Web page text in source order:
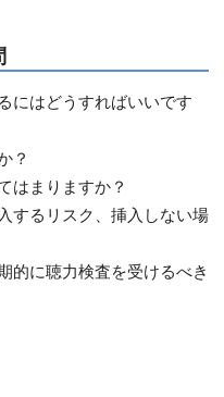
にはどうすればいいです
？
はまりますか？
するリスク、挿入しない場
的に聴力検査を受けるべき